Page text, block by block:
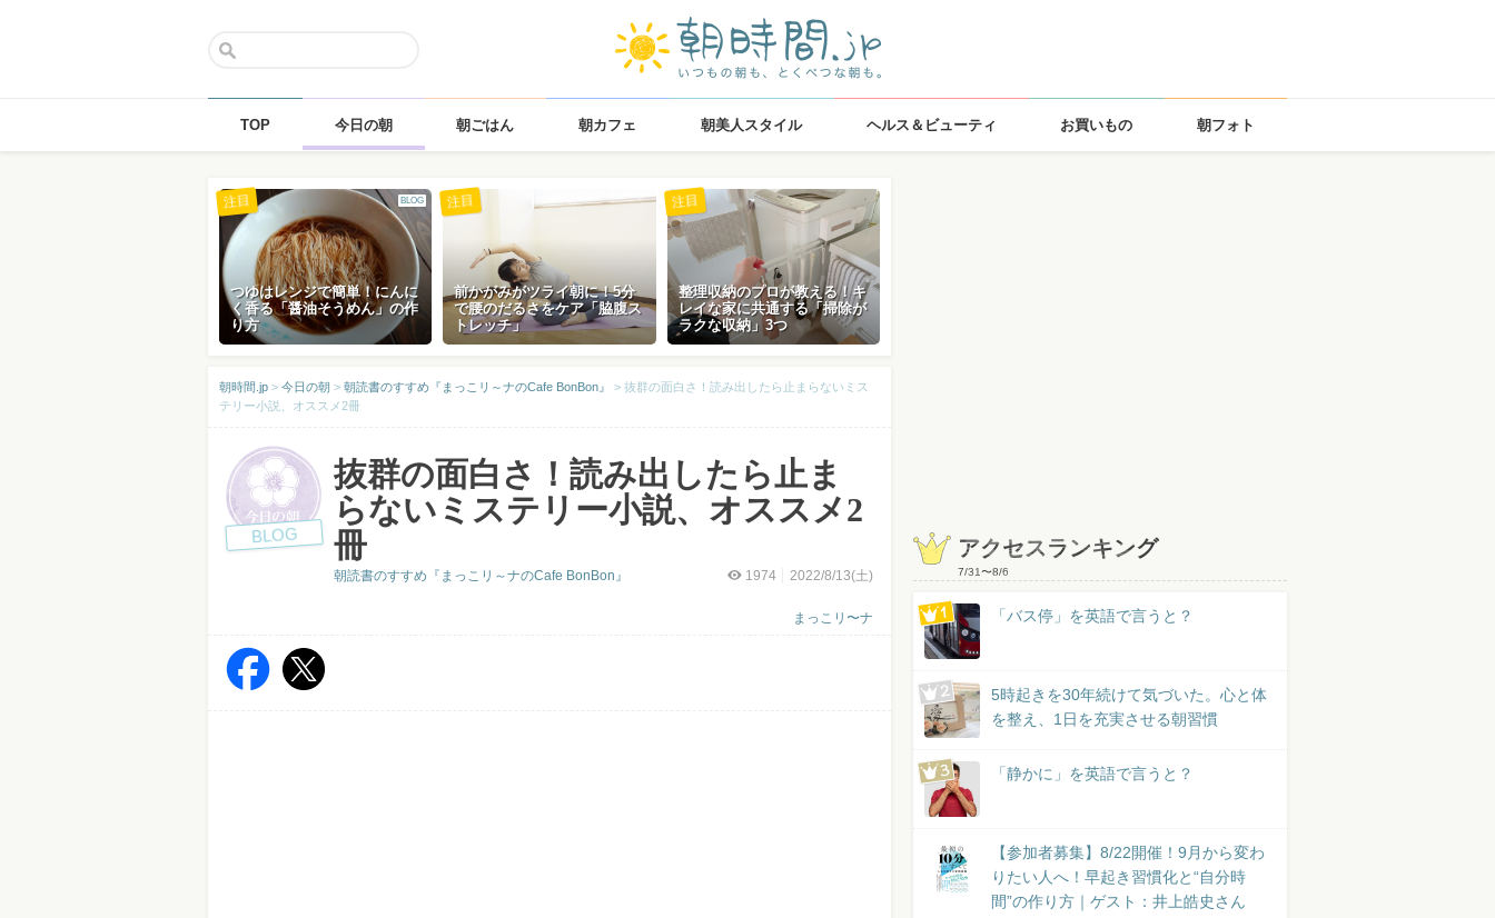
TOP 今日の朝 朝ごはん 朝カフェ 朝美人スタイル ヘルス＆ビューティ お買いもの 朝フォト
BLOG
つゆはレンジで簡単！にんに
く香る「醤油そうめん」の作
り方
注目
前かがみがツライ朝に！5分
で腰のだるさをケア「脇腹ス
トレッチ」
注目
整理収納のプロが教える！キ
レイな家に共通する「掃除が
ラクな収納」3つ
注目
朝時間.jp > 今日の朝 > 朝読書のすすめ『まっこリ～ナのCafe BonBon』 > 抜群の面白さ！読み出したら止まらないミス
テリー小説、オススメ2冊
BLOG
抜群の面白さ！読み出したら止ま
らないミステリー小説、オススメ2
冊
1974 2022/8/13(土)
まっこリ〜ナ
朝読書のすすめ『まっこリ～ナのCafe BonBon』
アクセスランキング
7/31〜8/6
「バス停」を英語で言うと？
5時起きを30年続けて気づいた。心と体
を整え、1日を充実させる朝習慣
「静かに」を英語で言うと？
【参加者募集】8/22開催！9月から変わ
りたい人へ！早起き習慣化と“自分時
間”の作り方｜ゲスト：井上皓史さん